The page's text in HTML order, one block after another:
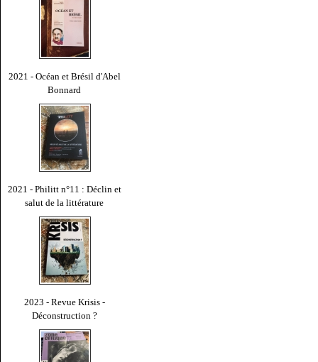
2021 - Océan et Brésil d'Abel
Bonnard
2021 - Philitt n°11 : Déclin et
salut de la littérature
2023 - Revue Krisis -
Déconstruction ?